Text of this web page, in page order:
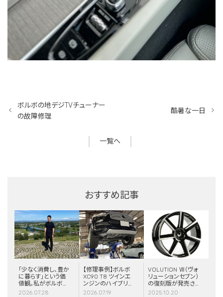
ボルボの地デジTVチューナー
の故障修理
一覧へ
酷暑な一日
おすすめ記事
「少なく消費し、豊か
に暮らす」という価
値観。私がボルボと
スウェーデンに惹か
2026.07.28
【修理事例】ボルボ
XC90 T8 ツインエ
ンジンのハイブリッ
ドシステム故障・
2026.07.19
VOLUTION Ⅶ（ヴォ
リューションセブン）
の復刻版が発売さ
れました！
2025.10.20